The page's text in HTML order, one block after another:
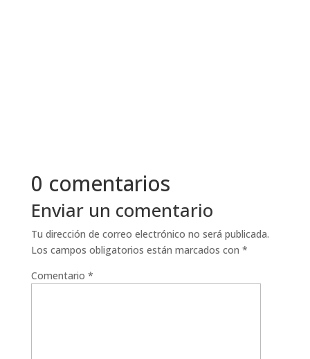
0 comentarios
Enviar un comentario
Tu dirección de correo electrónico no será publicada.
Los campos obligatorios están marcados con *
Comentario *